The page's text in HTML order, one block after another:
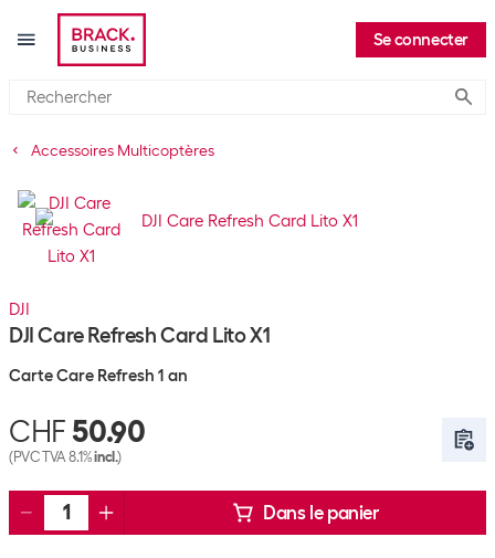
Se connecter
Accessoires Multicoptères
DJI
DJI Care Refresh Card Lito X1
Carte Care Refresh 1 an
CHF 50.90
(PVC TVA 8.1%incl.)
Dans le panier